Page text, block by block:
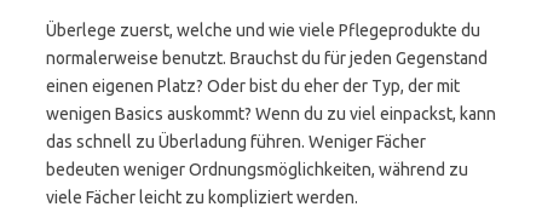
Überlege zuerst, welche und wie viele Pflegeprodukte du
normalerweise benutzt. Brauchst du für jeden Gegenstand
einen eigenen Platz? Oder bist du eher der Typ, der mit
wenigen Basics auskommt? Wenn du zu viel einpackst, kann
das schnell zu Überladung führen. Weniger Fächer
bedeuten weniger Ordnungsmöglichkeiten, während zu
viele Fächer leicht zu kompliziert werden.